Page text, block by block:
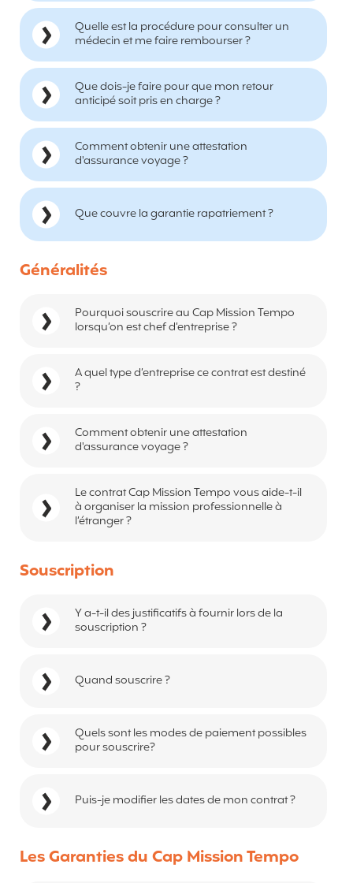
Quelle est la procédure pour consulter un
médecin et me faire rembourser ?
Que dois-je faire pour que mon retour
anticipé soit pris en charge ?
Comment obtenir une attestation
d'assurance voyage ?
Que couvre la garantie rapatriement ?
Généralités
Pourquoi souscrire au Cap Mission Tempo
lorsqu’on est chef d’entreprise ?
A quel type d’entreprise ce contrat est destiné
?
Comment obtenir une attestation
d'assurance voyage ?
Le contrat Cap Mission Tempo vous aide-t-il
à organiser la mission professionnelle à
l’étranger ?
Souscription
Y a-t-il des justificatifs à fournir lors de la
souscription ?
Quand souscrire ?
Quels sont les modes de paiement possibles
pour souscrire?
Puis-je modifier les dates de mon contrat ?
Les Garanties du Cap Mission Tempo